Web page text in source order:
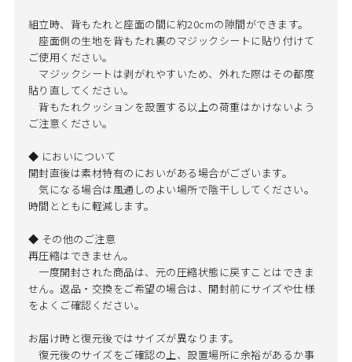
組立時、背もたれと座面の間に約20cmの隙間ができます。
座面側の生地を背もたれ裏のマジックシートに貼り付けて
ご使用ください。
マジックシートは剥がれやすいため、外れた際はその都度
貼り直してください。
背もたれクッションを設置する以上の荷重はかけないよう
ご注意ください。
◆ においについて
開封直後は素材特有のにおいがある場合がございます。
気になる場合は風通しのよい場所で陰干ししてください。
時間とともに軽減します。
◆ その他のご注意
再圧縮はできません。
一度開封された商品は、元の圧縮状態に戻すことはできま
せん。返品・交換をご希望の場合は、開封前にサイズや仕様
をよくご確認ください。
お届け時と復元後ではサイズが異なります。
復元後のサイズをご確認の上、設置場所に余裕があるか事